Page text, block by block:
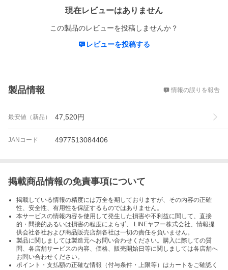
現在レビューはありません
この製品のレビューを投稿しませんか？
レビューを投稿する
製品情報 情報の誤りを報告
最安値（新品） 47,520円
JANコード 4977513084406
掲載商品情報の免責事項について
掲載している情報の精度には万全を期しておりますが、その内容の正確
性、安全性、有用性を保証するものではありません。
本サービスの情報内容を使用して発生した損害や不利益に関して、直接
的・間接的あるいは損害の程度によらず、 LINEヤフー株式会社、情報提
供会社各社および商品販売店舗各社は一切の責任を負いません。
製品に関しましては製造元へお問い合わせください。購入に際しての質
問、各店舗サービスの内容、価格、販売開始日等に関しましては各店舗へ
お問い合わせください。
ポイント・支払額の正確な情報（付与条件・上限等）はカートをご確認く